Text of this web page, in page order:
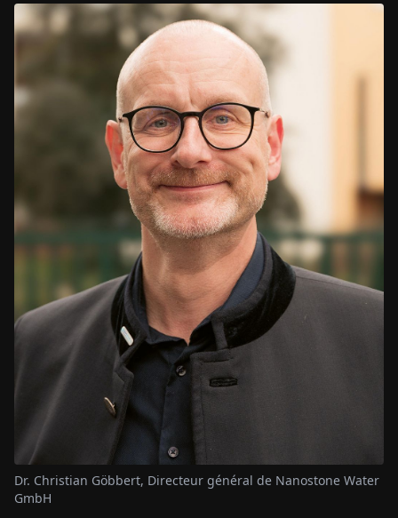
Dr. Christian Göbbert, Directeur général de Nanostone Water
GmbH